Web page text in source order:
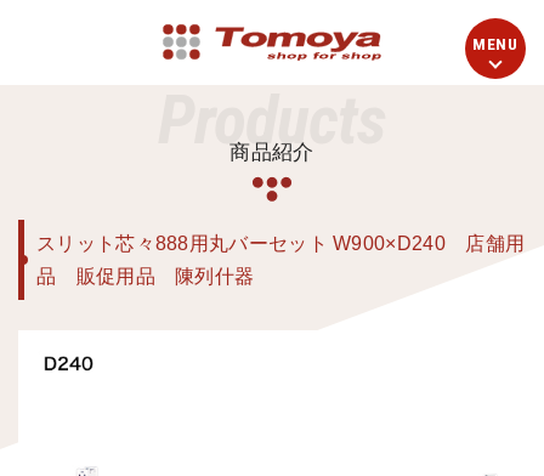
Products
商品紹介
スリット芯々888用丸バーセット W900×D240 店舗用
品 販促用品 陳列什器